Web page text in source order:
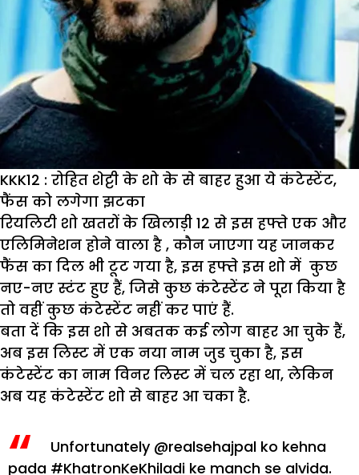
KKK12 : रोहित शेट्टी के शो के से बाहर हुआ ये कंटेस्टेंट,
फैंस को लगेगा झटका
रियलिटी शो खतरों के खिलाड़ी 12 से इस हफ्ते एक और
एलिमिनेशन होने वाला है , कौन जाएगा यह जानकर
फैंस का दिल भी टूट गया है, इस हफ्ते इस शो में कुछ
नए-नए स्टंट हुए हैं, जिसे कुछ कंटेस्टेंट ने पूरा किया है
तो वहीं कुछ कंटेस्टेंट नहीं कर पाएं हैं.
बता दें कि इस शो से अबतक कई लोग बाहर आ चुके हैं,
अब इस लिस्ट में एक नया नाम जुड चुका है, इस
कंटेस्टेंट का नाम विनर लिस्ट में चल रहा था, लेकिन
अब यह कंटेस्टेंट शो से बाहर आ चका है.
Unfortunately @realsehajpal ko kehna
pada #KhatronKeKhiladi ke manch se alvida.